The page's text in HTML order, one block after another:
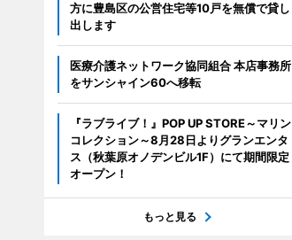
方に豊島区の公営住宅等10戸を無償で貸し
出します
医療介護ネットワーク協同組合 本店事務所
をサンシャイン60へ移転
『ラブライブ！』POP UP STORE～マリン
コレクション～8月28日よりグランエンタ
ス（秋葉原オノデンビル1F）にて期間限定
オープン！
もっと見る